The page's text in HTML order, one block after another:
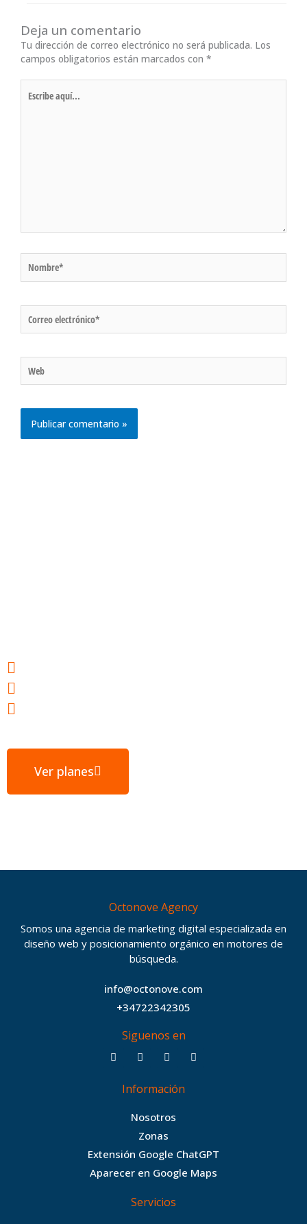
Deja un comentario
Tu dirección de correo electrónico no será publicada. Los
campos obligatorios están marcados con *
aquí...
electrónico*
Ver planes
Octonove Agency
Somos una agencia de marketing digital especializada en
diseño web y posicionamiento orgánico en motores de
búsqueda.
info@octonove.com
+34722342305
Siguenos en
F
k
T
i
t
e
I
s
a
a
m
B
Información
Nosotros
Zonas
Extensión Google ChatGPT
Aparecer en Google Maps
Servicios